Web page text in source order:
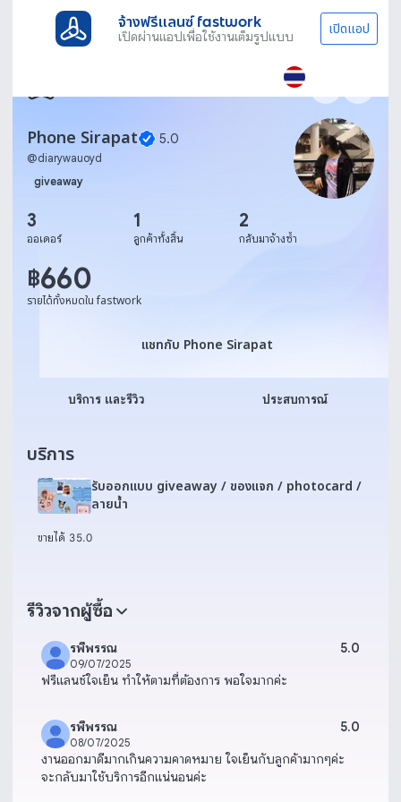
จ้างฟรีแลนซ์ fastwork
เปิดผ่านแอปเพื่อใช้งานเต็มรูปแบบ เปิดแอป
Phone Sirapat 5.0
@diarywauoyd
giveaway
3
ออเดอร์
1
ลูกค้าทั้งสิ้น
2
กลับมาจ้างซ้ำ
฿660
รายได้ทั้งหมดใน fastwork
แชทกับ Phone Sirapat
แชทกับ Phone Sirapat
บริการ และรีวิว ประสบการณ์
บริการ
รับออกแบบ giveaway / ของแจก / photocard /
ลายน้ำ
ขายได้ 35.0
รีวิวจากผู้ซื้อ
รพีพรรณ
09/07/2025
5.0
ฟรีแลนซ์ใจเย็น ทำให้ตามที่ต้องการ พอใจมากค่ะ
รพีพรรณ
08/07/2025
5.0
งานออกมาดีมากเกินความคาดหมาย ใจเย็นกับลูกค้ามากๆค่ะ
จะกลับมาใช้บริการอีกแน่นอนค่ะ